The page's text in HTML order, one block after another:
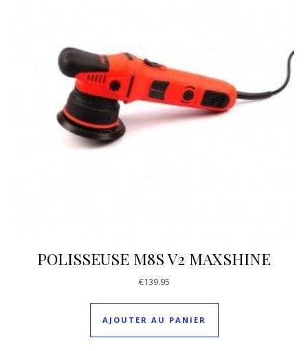
POLISSEUSE M8S V2 MAXSHINE
€139.95
AJOUTER AU PANIER